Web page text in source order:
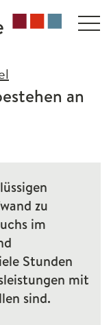
an
zu
im
Stunden
mit
sind.